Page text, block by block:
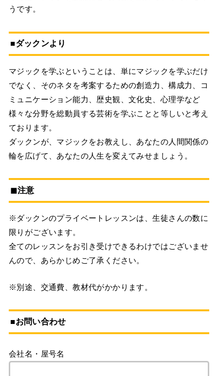
うです。
■ダックンより
マジックを学ぶということは、単にマジックを学ぶだけ
でなく、そのネタを考案するための創造力、構成力、コ
ミュニケーション能力、歴史観、文化史、心理学など
様々な分野を総動員する芸術を学ぶことと等しいと考え
ております。
ダックンが、マジックをお教えし、あなたの人間関係の
輪を広げて、あなたの人生を変えてみせましょう。
◼︎注意
※ダックンのプライベートレッスンは、生徒さんの数に
限りがございます。
全てのレッスンをお引き受けできるわけではございませ
んので、あらかじめご了承ください。
※別途、交通費、教材代がかかります。
■お問い合わせ
会社名・屋号名